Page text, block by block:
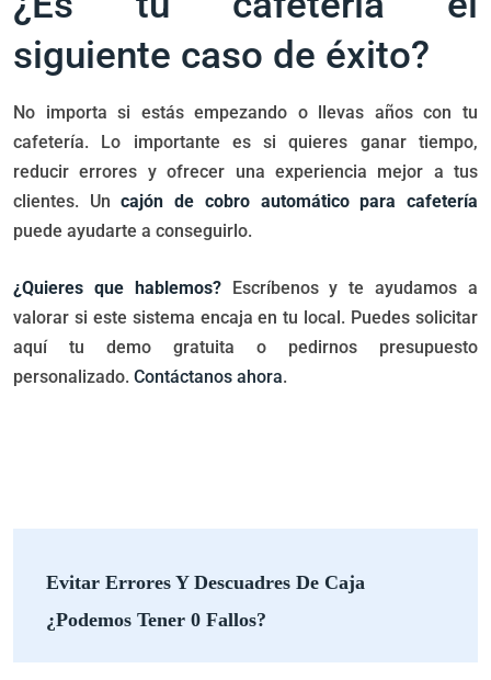
siguiente caso de éxito?
No importa si estás empezando o llevas años con tu
cafetería. Lo importante es si quieres ganar tiempo,
reducir errores y ofrecer una experiencia mejor a tus
clientes. Uncajón de cobro automático para cafetería
puede ayudarte a conseguirlo.
¿Quieres que hablemos?Escríbenos y te ayudamos a
valorar si este sistema encaja en tu local. Puedes solicitar
aquí tu demo gratuita o pedirnos presupuesto
personalizado. Contáctanos ahora.
Evitar Errores Y Descuadres De Caja
¿Podemos Tener 0 Fallos?